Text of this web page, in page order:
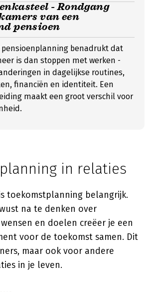
- Rondgang
van een
pensioen
pensioenplanning benadrukt dat
is dan stoppen met werken -
in dagelijkse routines,
financiën en identiteit. Een
maakt een groot verschil voor
in relaties
toekomstplanning belangrijk.
na te denken over
en doelen creëer je een
voor de toekomst samen. Dit
maar ook voor andere
in je leven.